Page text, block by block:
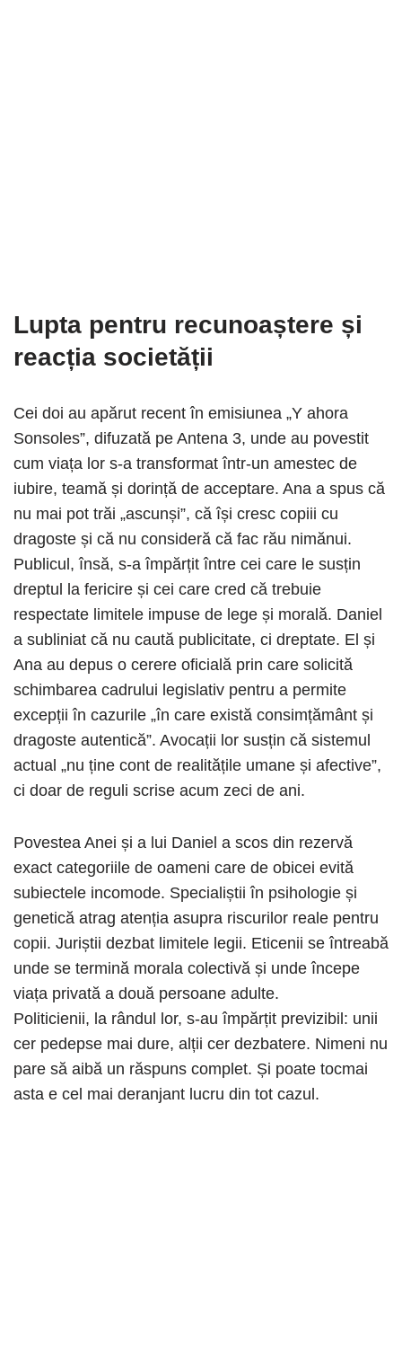
Lupta pentru recunoaștere și
reacția societății
Cei doi au apărut recent în emisiunea „Y ahora
Sonsoles”, difuzată pe Antena 3, unde au povestit
cum viața lor s-a transformat într-un amestec de
iubire, teamă și dorință de acceptare. Ana a spus că
nu mai pot trăi „ascunși”, că își cresc copiii cu
dragoste și că nu consideră că fac rău nimănui.
Publicul, însă, s-a împărțit între cei care le susțin
dreptul la fericire și cei care cred că trebuie
respectate limitele impuse de lege și morală. Daniel
a subliniat că nu caută publicitate, ci dreptate. El și
Ana au depus o cerere oficială prin care solicită
schimbarea cadrului legislativ pentru a permite
excepții în cazurile „în care există consimțământ și
dragoste autentică”. Avocații lor susțin că sistemul
actual „nu ține cont de realitățile umane și afective”,
ci doar de reguli scrise acum zeci de ani.
Povestea Anei și a lui Daniel a scos din rezervă
exact categoriile de oameni care de obicei evită
subiectele incomode. Specialiștii în psihologie și
genetică atrag atenția asupra riscurilor reale pentru
copii. Juriștii dezbat limitele legii. Eticenii se întreabă
unde se termină morala colectivă și unde începe
viața privată a două persoane adulte.
Politicienii, la rândul lor, s-au împărțit previzibil: unii
cer pedepse mai dure, alții cer dezbatere. Nimeni nu
pare să aibă un răspuns complet. Și poate tocmai
asta e cel mai deranjant lucru din tot cazul.